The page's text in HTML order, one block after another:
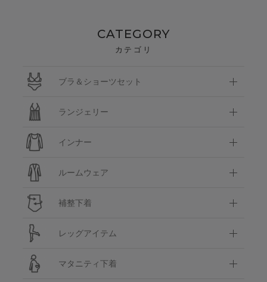
CATEGORY
カテゴリ
ブラ＆ショーツセット
ランジェリー
インナー
ルームウェア
補整下着
レッグアイテム
マタニティ下着